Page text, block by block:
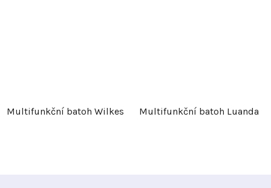
Multifunkční batoh Wilkes Multifunkční batoh Luanda